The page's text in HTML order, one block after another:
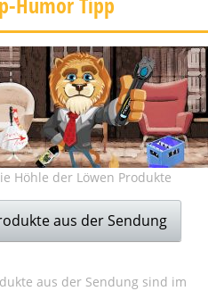
Höhle der Löwen Produkte
aus der Sendung
aus der Sendung sind im